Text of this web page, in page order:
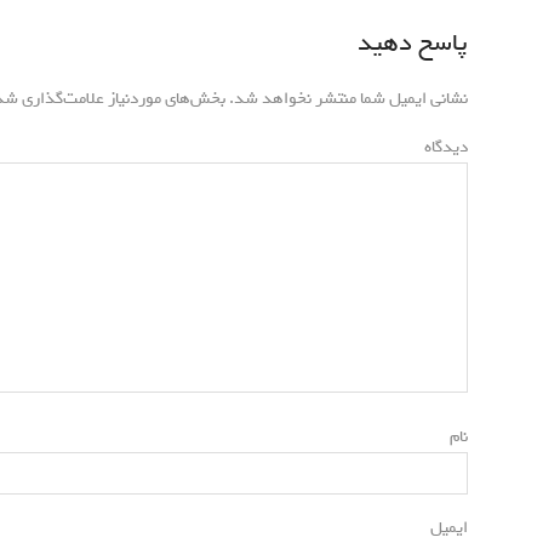
ب
ر
ی
ت
ه‌
p
s
p
t
پاسخ دهید
نشانی ایمیل شما منتشر نخواهد شد.بخش‌های موردنیاز علامت‌گذاری
دیدگاه
نام
ایمیل